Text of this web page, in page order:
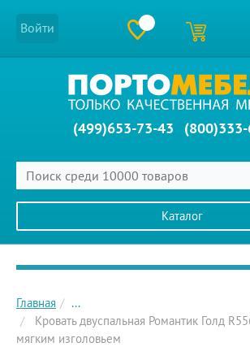
Войти
(499)653-73-43
Каталог
Главное меню сайта
Главная
...
Кровать двуспальная Романтик Голд
мягким изголовьем